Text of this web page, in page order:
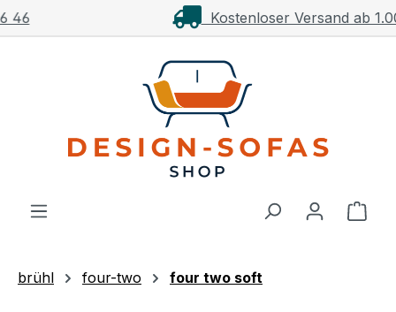
Zum Hauptinhalt springenKostenloser Versand ab 1.000€**
brühl four-two four two soft